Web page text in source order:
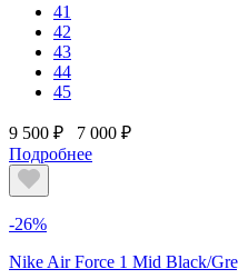
41
42
43
44
45
9 500 ₽
7 000 ₽
Подробнее
-26%
Nike Air Force 1 Mid Black/